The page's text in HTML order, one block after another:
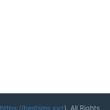
https://bestsms.xyz). All Rights